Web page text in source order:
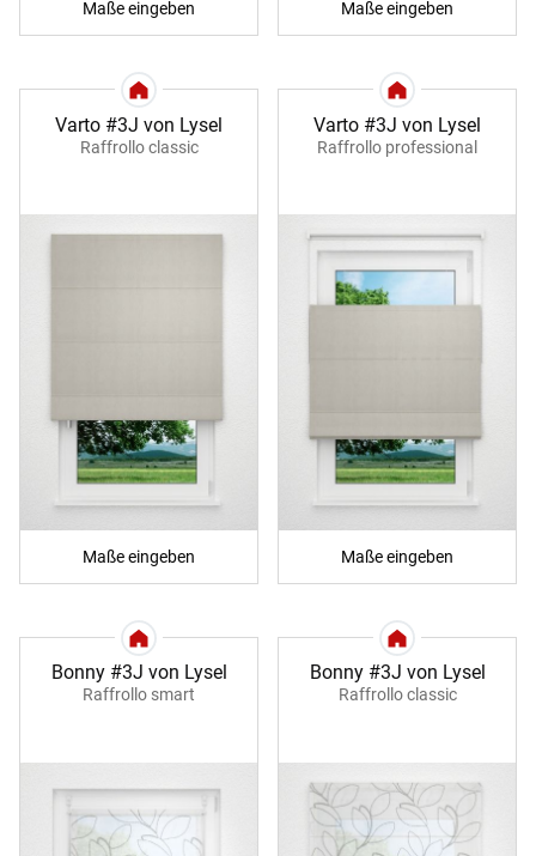
Maße eingeben Maße eingeben
Varto #3J von Lysel
Raffrollo classic
Maße eingeben
Varto #3J von Lysel
Raffrollo professional
Maße eingeben
Bonny #3J von Lysel
Raffrollo smart
Bonny #3J von Lysel
Raffrollo classic